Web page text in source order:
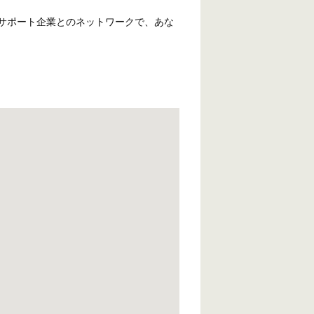
ポート企業とのネットワークで、あな